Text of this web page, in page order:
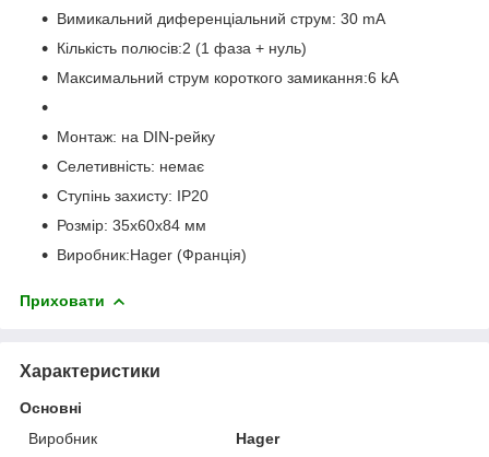
Вимикальний диференціальний струм: 30 mA
Кількість полюсів:2 (1 фаза + нуль)
Максимальний струм короткого замикання:6 kA
Монтаж: на DIN-рейку
Селетивність: немає
Ступінь захисту: IP20
Розмір: 35x60x84 мм
Виробник:Hager (Франція)
Приховати
Характеристики
Основні
Виробник
Hager